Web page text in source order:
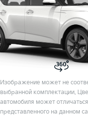
Изображение может не
выбранной комплектации.
автомобиля может
представленного на данном